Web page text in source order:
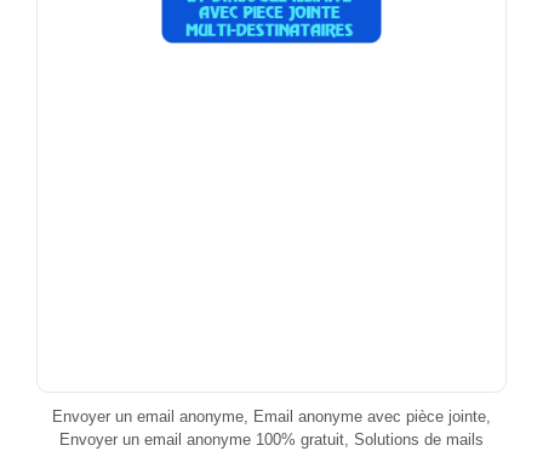
Envoyer un email anonyme, Email anonyme avec pièce jointe,
Envoyer un email anonyme 100% gratuit, Solutions de mails